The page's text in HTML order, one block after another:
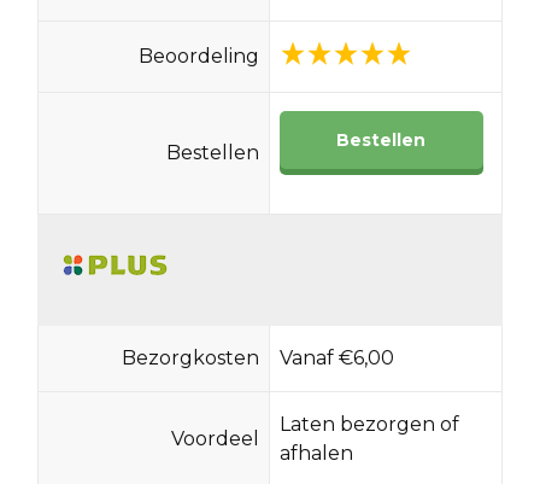
Beoordeling
Bestellen
Bestellen
Bezorgkosten Vanaf €6,00
Voordeel
Laten bezorgen of
afhalen